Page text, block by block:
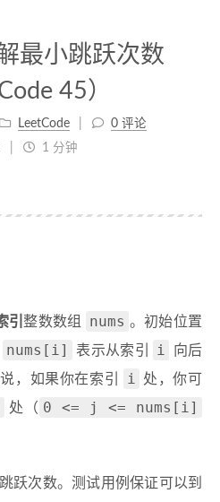
最小跳跃次数
45）
LeetCode
0 评论
1 分钟
引 整数数组 nums 。初始位置
nums[i] 表示从索引 i
向后
，如果你在索引
i
处，你可
处（ 0 <= j <= nums[i]
跃次数。测试用例保证可以到